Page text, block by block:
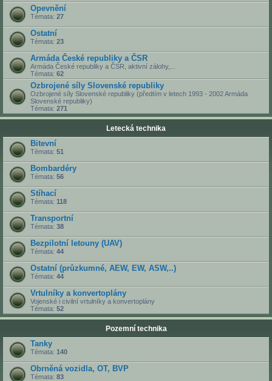
Opevnění
Témata: 27
Ostatní
Témata: 23
Armáda České republiky a ČSR
Armáda České republiky a ČSR, aktivní zálohy,...
Témata: 62
Ozbrojené síly Slovenské republiky
Ozbrojené síly Slovenské republiky (předtím v letech 1993 - 2002 Armáda
Slovenské republiky)
Témata: 271
Letecká technika
Bitevní
Témata: 51
Bombardéry
Témata: 56
Stíhací
Témata: 118
Transportní
Témata: 38
Bezpilotní letouny (UAV)
Témata: 44
Ostatní (průzkumné, AEW, EW, ASW,..)
Témata: 44
Vrtulníky a konvertoplány
Vojenské i civilní vrtulníky a konvertoplány
Témata: 52
Pozemní technika
Tanky
Témata: 140
Obrněná vozidla, OT, BVP
Témata: 83